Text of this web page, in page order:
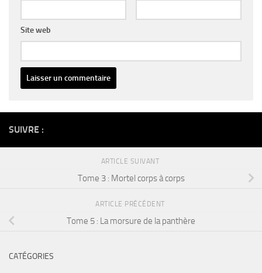
Site web
SUIVRE :
ARTICLE SUIVANT
Tome 3 : Mortel corps à corps
ARTICLE PRÉCÉDENT
Tome 5 : La morsure de la panthère
CATÉGORIES